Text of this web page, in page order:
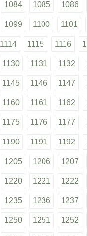
1084 1085 1086
1099 1100 1101
1114 1115 1116
1130 1131 1132
1145 1146 1147
1160 1161 1162
1175 1176 1177
1190 1191 1192
1205 1206 1207
1220 1221 1222
1235 1236 1237
1250 1251 1252